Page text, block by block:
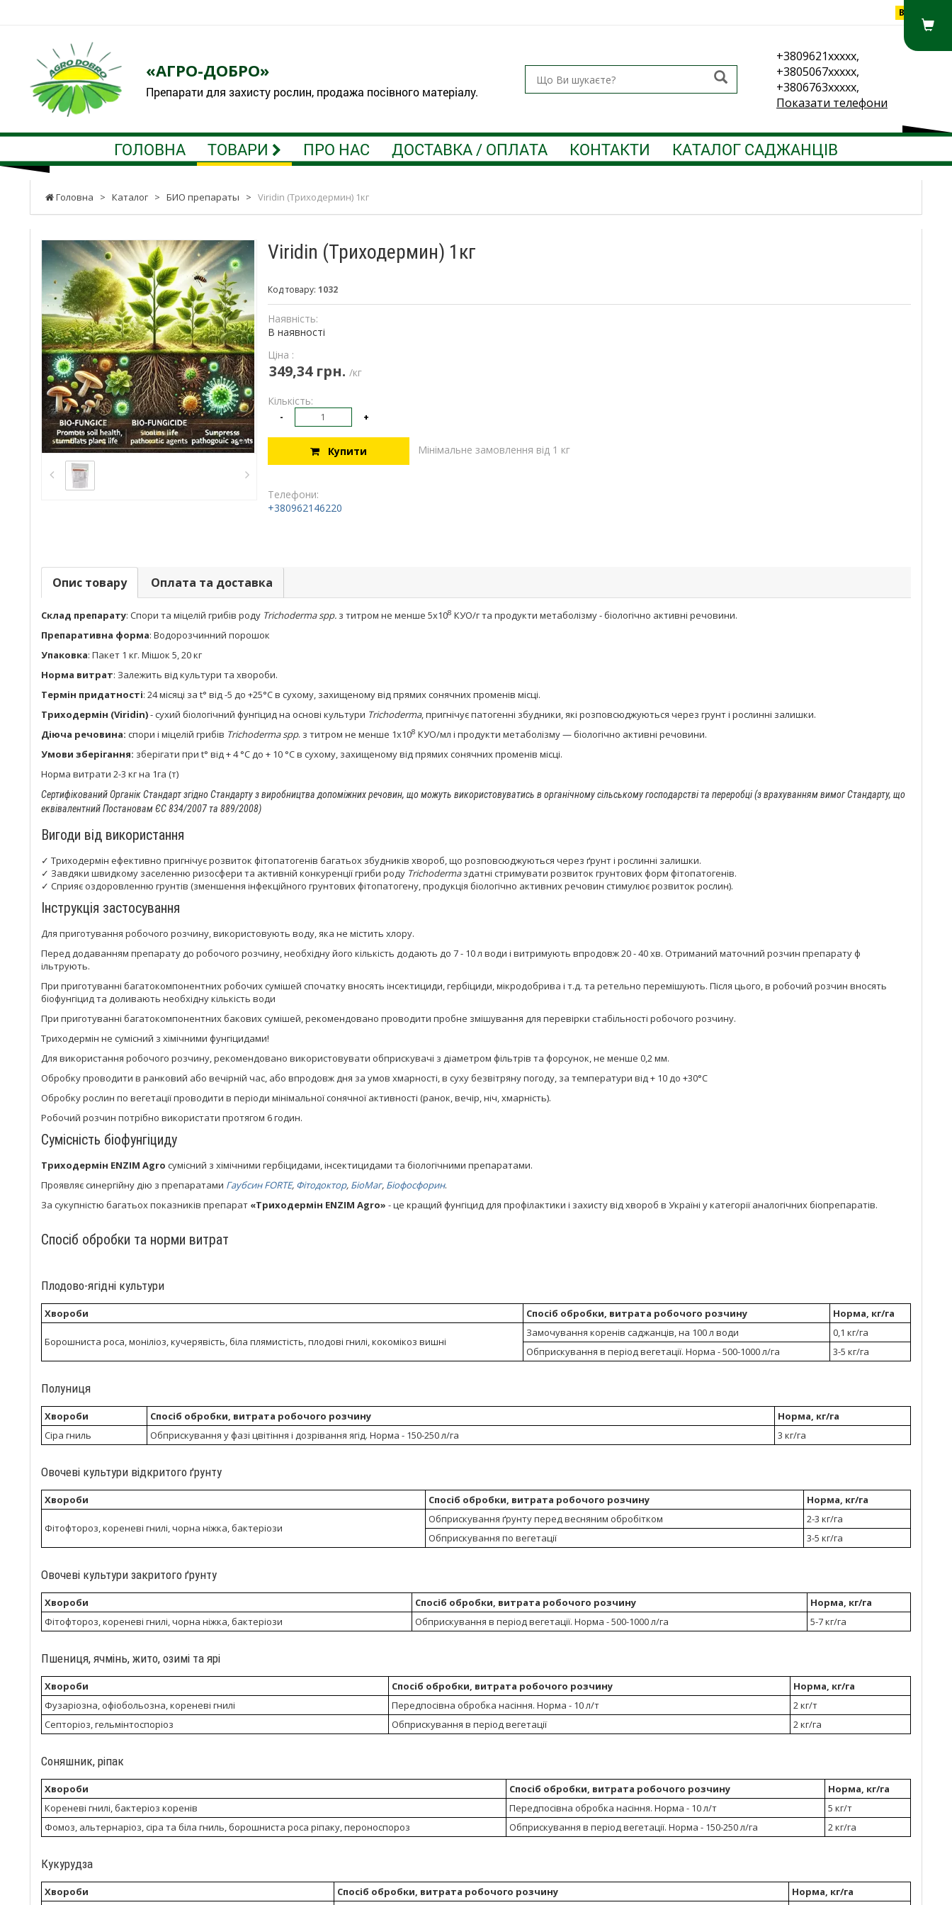
Вхід
«АГРО-ДОБРО»
Препарати для захисту рослин, продажа посівного матеріалу.
+3809621xxxxx,
+3805067xxxxx,
+3806763xxxxx,
Показати телефони
ГОЛОВНА ТОВАРИ ПРО НАС ДОСТАВКА / ОПЛАТА КОНТАКТИ КАТАЛОГ САДЖАНЦІВ
Головна > Каталог > БИО препараты > Viridin (Триходермин) 1кг
Viridin (Триходермин) 1кг
Код товару: 1032
Наявність:
В наявності
Ціна :
349,34 грн. /кг
Кількість:
- +
Купити Мінімальне замовлення від 1 кг
Телефони:
+380962146220
Опис товару Оплата та доставка
Склад препарату: Спори та міцелій грибів роду Trichoderma spp. з титром не менше 5х108 КУО/г та продукти метаболізму - біологічно активні речовини.
Препаративна форма: Водорозчинний порошок
Упаковка: Пакет 1 кг. Мішок 5, 20 кг
Норма витрат: Залежить від культури та хвороби.
Термін придатності: 24 місяці за t° від -5 до +25°С в сухому, захищеному від прямих сонячних променів місці.
Триходермін (Viridin)- сухий біологічний фунгіцид на основі культури Trichoderma, пригнічує патогенні збудники, які розповсюджуються через грунт і рослинні залишки.
Діюча речовина: спори і міцелій грибів Trichoderma spp. з титром не менше 1х108 КУО/мл і продукти метаболізму — біологічно активні речовини.
Умови зберігання: зберігати при t° від + 4 °С до + 10 °С в сухому, захищеному від прямих сонячних променів місці.
Норма витрати 2-3 кг на 1га (т)
Сертифікований Органік Стандарт згідно Стандарту з виробництва допоміжних речовин, що можуть використовуватись в органічному сільському господарстві та переробці (з врахуванням вимог Стандарту, що
еквівалентний Постановам ЄС 834/2007 та 889/2008)
Вигоди від використання
✓ Триходермін ефективно пригнічує розвиток фітопатогенів багатьох збудників хвороб, що розповсюджуються через ґрунт і рослинні залишки.
✓ Завдяки швидкому заселенню ризосфери та активній конкуренції гриби роду Trichodermaздатні стримувати розвиток грунтових форм фітопатогенів.
✓ Сприяє оздоровленню грунтів (зменшення інфекційного грунтових фітопатогену, продукція біологічно активних речовин стимулює розвиток рослин).
Інструкція застосування
Для приготування робочого розчину, використовують воду, яка не містить хлору.
Перед додаванням препарату до робочого розчину, необхідну його кількість додають до 7 - 10 л води і витримують впродовж 20 - 40 хв. Отриманий маточний розчин препарату ф
ільтрують.
При приготуванні багатокомпонентних робочих сумішей спочатку вносять інсектициди, гербіциди, мікродобрива і т.д. та ретельно перемішують. Після цього, в робочий розчин вносять
біофунгіцид та доливають необхідну кількість води
При приготуванні багатокомпонентних бакових сумішей, рекомендовано проводити пробне змішування для перевірки стабільності робочого розчину.
Триходермін не сумісний з хімічними фунгіцидами!
Для використання робочого розчину, рекомендовано використовувати обприскувачі з діаметром фільтрів та форсунок, не менше 0,2 мм.
Обробку проводити в ранковий або вечірній час, або впродовж дня за умов хмарності, в суху безвітряну погоду, за температури від + 10 до +30°С
Обробку рослин по вегетації проводити в періоди мінімальної сонячної активності (ранок, вечір, ніч, хмарність).
Робочий розчин потрібно використати протягом 6 годин.
Сумісність біофунгіциду
Триходермін ENZIM Agro сумісний з хімічними гербіцидами, інсектицидами та біологічними препаратами.
Проявляє синергійну дію з препаратами Гаубсин FORTE, Фітодоктор, БіоМаг, Біофосфорин.
За сукупністю багатьох показників препарат «Триходермін ENZIM Agro» - це кращий фунгіцид для профілактики і захисту від хвороб в Україні у категорії аналогічних біопрепаратів.
Спосіб обробки та норми витрат
Плодово-ягідні культури
Хвороби Спосіб обробки, витрата робочого розчину Норма, кг/га
Борошниста роса, моніліоз, кучерявість, біла плямистість, плодові гнилі, кокомікоз вишні
Замочування коренів саджанців, на 100 л води
0,1 кг/га
Обприскування в період вегетації. Норма - 500-1000 л/га
3-5 кг/га
Полуниця
Хвороби Спосіб обробки, витрата робочого розчину
Норма, кг/га
Сіра гниль
Обприскування у фазі цвітіння і дозрівання ягід. Норма - 150-250 л/га 3 кг/га
Овочеві культури відкритого ґрунту
Хвороби Спосіб обробки, витрата робочого розчину Норма, кг/га
Фітофтороз, кореневі гнилі, чорна ніжка, бактеріози
Обприскування ґрунту перед весняним обробітком
2-3 кг/га
Обприскування по вегетації
3-5 кг/га
Овочеві культури закритого ґрунту
Хвороби Спосіб обробки, витрата робочого розчину
Норма, кг/га
Фітофтороз, кореневі гнилі, чорна ніжка, бактеріози
Обприскування в період вегетації. Норма - 500-1000 л/га 5-7 кг/га
Пшениця, ячмінь, жито, озимі та ярі
Хвороби Спосіб обробки, витрата робочого розчину
Норма, кг/га
Фузаріозна, офіобольозна, кореневі гнилі
Передпосівна обробка насіння. Норма - 10 л/т
2 кг/т
Септоріоз, гельмінтоспоріоз
Обприскування в період вегетації 2 кг/га
Соняшник, ріпак
Хвороби Спосіб обробки, витрата робочого розчину
Норма, кг/га
Кореневі гнилі, бактеріоз коренів
Передпосівна обробка насіння. Норма - 10 л/т
5 кг/т
Фомоз, альтернаріоз, сіра та біла гниль, борошниста роса ріпаку, пероноспороз
Обприскування в період вегетації. Норма - 150-250 л/га 2 кг/га
Кукурудза
Хвороби Спосіб обробки, витрата робочого розчину
Норма, кг/га